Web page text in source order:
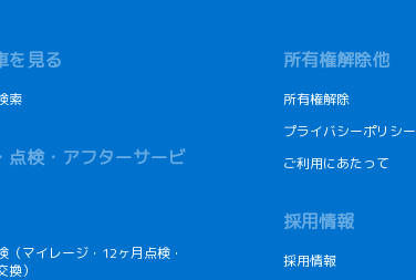
を見る
索
点検・アフターサービ
（マイレージ・12ヶ月点検・
換）
所有権解除他
所有権解除
プライバシーポリシー
ご利用にあたって
採用情報
採用情報